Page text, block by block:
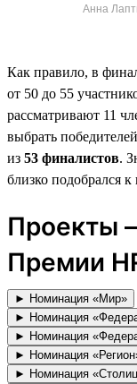
Анна
Как правило, в
от 50 до 55
рассматривают 11
выбрать
из 53 финалистов.
близко подобрался к
Проекты
Премии
► Номинация «Мир»
► Номинация
► Номинация
► Номинация
► Номинация